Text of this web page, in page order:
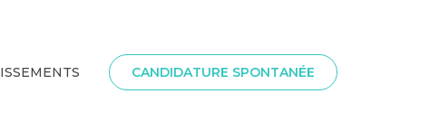
CANDIDATURE SPONTANÉE